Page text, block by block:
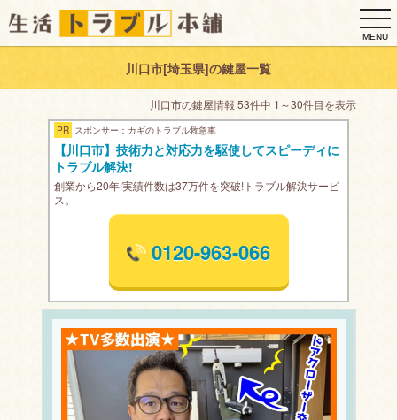
MENU
川口市[埼玉県]の鍵屋一覧
川口市の鍵屋情報 53件中 1～30件目を表示
PR スポンサー：カギのトラブル救急車
【川口市】技術力と対応力を駆使してスピーディに
トラブル解決!
創業から20年!実績件数は37万件を突破!トラブル解決サービ
ス。
0120-963-066